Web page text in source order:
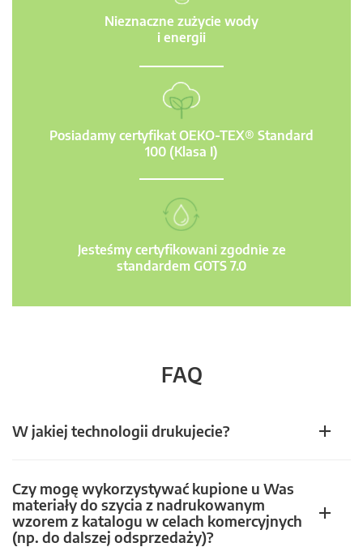
Nieznaczne zużycie wody
i energii
Posiadamy certyfikat OEKO-TEX® Standard
100 (Klasa I)
Jesteśmy certyfikowani zgodnie ze
standardem GOTS 7.0
FAQ
W jakiej technologii drukujecie?
Czy mogę wykorzystywać kupione u Was
materiały do szycia z nadrukowanym
wzorem z katalogu w celach komercyjnych
(np. do dalszej odsprzedaży)?